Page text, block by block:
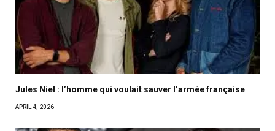
Jules Niel : l’homme qui voulait sauver l’armée française
APRIL 4, 2026